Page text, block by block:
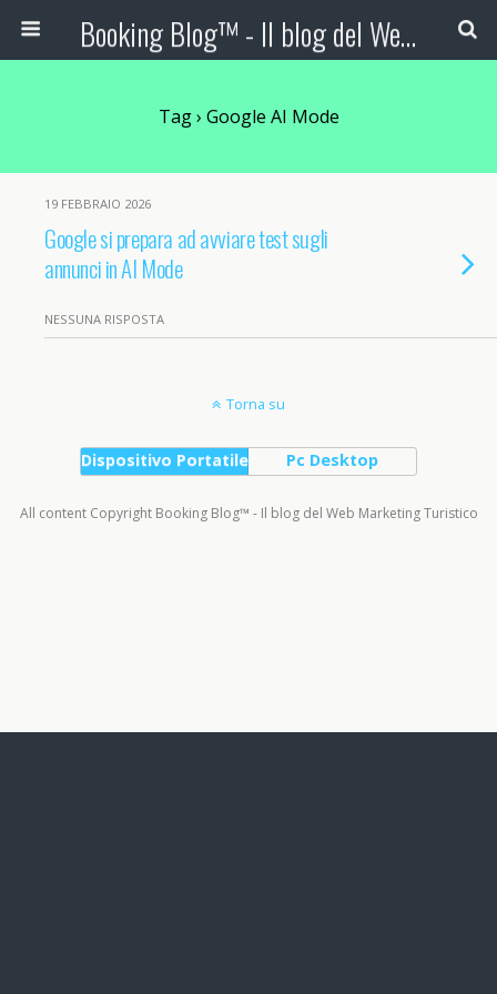
Booking Blog™ - Il blog del Web Marketing Turistico
Tag › Google AI Mode
19 FEBBRAIO 2026
Google si prepara ad avviare test sugli
annunci in AI Mode
NESSUNA RISPOSTA
Torna su
Dispositivo Portatile Pc Desktop
All content Copyright Booking Blog™ - Il blog del Web Marketing Turistico